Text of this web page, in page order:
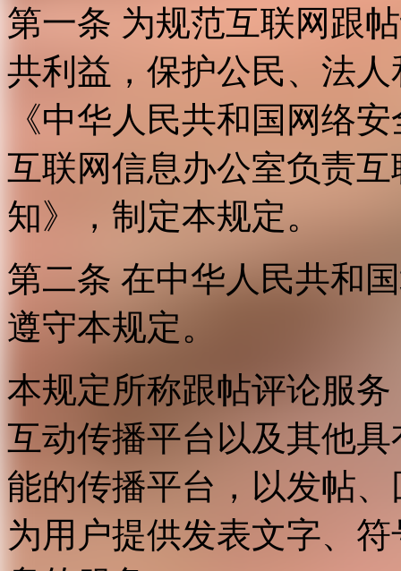
第一条 为规范互联网跟
共利益，保护公民、法
《中华人民共和国网络
互联网信息办公室负责
知》，制定本规定。
第二条 在中华人民共和
遵守本规定。
本规定所称跟帖评论服
互动传播平台以及其他
能的传播平台，以发帖
为用户提供发表文字、